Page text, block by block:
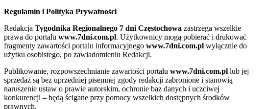
Regulamin i Polityka Prywatności
Redakcja Tygodnika Regionalnego 7 dni Częstochowa zastrzega wszelkie
prawa do portalu www.7dni.com.pl. Użytkownicy mogą pobierać i drukować
fragmenty zawartości portalu informacyjnego www.7dni.com.pl wyłącznie do
użytku osobistego, po zawiadomieniu Redakcji.
Publikowanie, rozpowszechnianie zawartości portalu www.7dni.com.pl lub jej
sprzedaż są bez uprzedniej pisemnej zgody redakcji zabronione i stanowią
naruszenie ustaw o prawie autorskim, ochronie baz danych i uczciwej
konkurencji – będą ścigane przy pomocy wszelkich dostępnych środków
prawnych.